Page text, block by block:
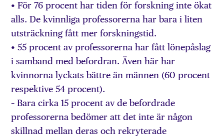
• För 76 procent har tiden för forskning inte ökat
alls. De kvinnliga professorerna har bara i liten
utsträckning fått mer forskningstid.
• 55 procent av professorerna har fått lönepåslag
i samband med befordran. Även här har
kvinnorna lyckats bättre än männen (60 procent
respektive 54 procent).
– Bara cirka 15 procent av de befordrade
professorerna bedömer att det inte är någon
skillnad mellan deras och rekryterade